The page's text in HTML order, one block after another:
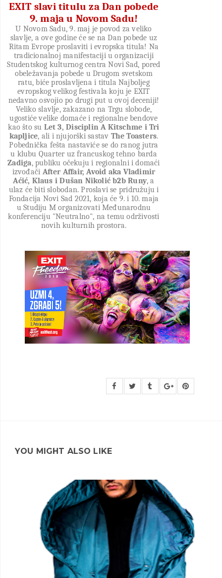
EXIT slavi titulu za Dan pobede
9. maja u Novom Sadu!
U Novom Sadu, 9. maj je povod za veliko
slavlje, a ove godine će se na Dan pobede uz
Ritam Evrope proslaviti i evropska titula! Na
tradicionalnoj manifestaciji u organizaciji
Studentskog kulturnog centra Novi Sad, pored
obeležavanja pobede u Drugom svetskom
ratu, biće proslavljena i titula Najboljeg
evropskog velikog festivala koju je EXIT
nedavno osvojio po drugi put u ovoj deceniji!
Veliko slavlje, zakazano na Trgu slobode,
ugostiće velike domaće i regionalne bendove
kao što su Let 3, Disciplin A Kitschme i Tri
kapljice, ali i njujorški sastav The Toasters.
Pobednička fešta nastaviće se do ranog jutra
u klubu Quarter uz francuskog tehno barda
Zadiga, publiku očekuju i regionalni i domaći
izvođači After Affair, Avoid aka Vladimir
Aćić, Klaus i Dušan Nikolić b2b Runy, a
ulaz će biti slobodan. Proslavi se pridružuju i
Fondacija Novi Sad 2021, koja će 9. i 10. maja
u Studiju M organizovati Međunarodnu
konferenciju "Neutralno", na temu održivosti
novih kulturnih prostora.
YOU MIGHT ALSO LIKE